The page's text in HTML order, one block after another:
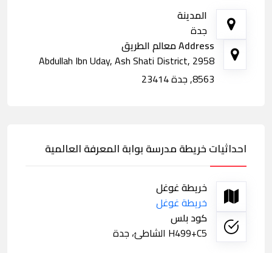
المدينة
جدة
Address معالم الطريق
2958 Abdullah Ibn Uday, Ash Shati District,
8563, جدة 23414
احداثيات خريطة مدرسة بوابة المعرفة العالمية
خريطة غوغل
خريطة غوغل
كود بلس
H499+C5 الشاطئ، جدة